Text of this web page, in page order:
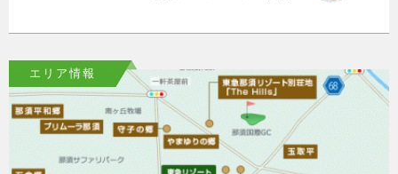
エリア情報